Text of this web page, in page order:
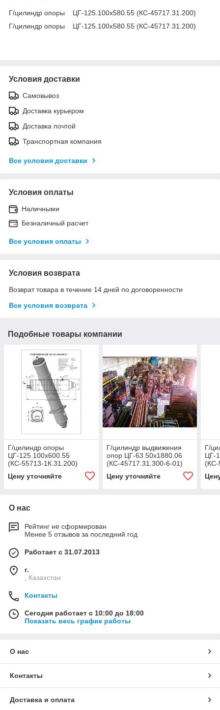
Г/цилиндр опоры ЦГ-125.100х580.55 (КС-45717.31.200)
Г/цилиндр опоры ЦГ-125.100х580.55 (КС-45717.31.200)
Условия доставки
Самовывоз
Доставка курьером
Доставка почтой
Транспортная компания
Все условия доставки
Условия оплаты
Наличными
Безналичный расчет
Все условия оплаты
Условия возврата
Возврат товара в течение 14 дней по договоренности
Все условия возврата
Подобные товары компании
Г/цилиндр опоры
ЦГ-125.100х600.55
(КС-55713-1К.31.200)
Цену уточняйте
Г/цилиндр выдвижения
опор ЦГ-63.50х1880.06
(КС-45717.31.300-6-01)
Цену уточняйте
Г/
ЦГ-
(КС-
О нас
Рейтинг не сформирован
Менее 5 отзывов за последний год
Работает с 31.07.2013
г.
, Казахстан
Контакты
Сегодня работает с 10:00 до 18:00
Показать весь график работы
О нас
Контакты
Доставка и оплата